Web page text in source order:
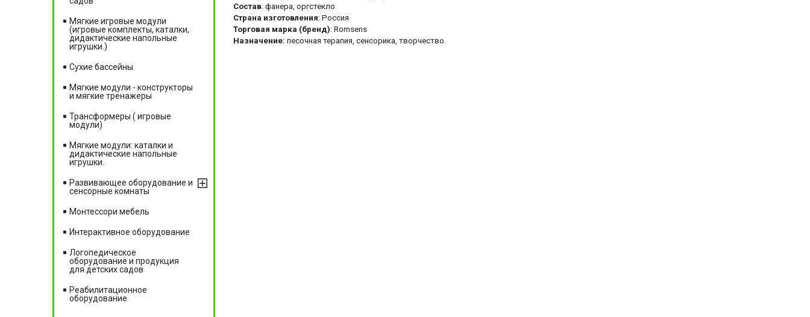
Состав: фанера, оргстекло
Страна изготовления: Россия
Торговая марка (бренд): Romsens
Назначение: песочная терапия, сенсорика, творчество.
Мягкие игровые модули
(игровые комплекты, каталки,
дидактические напольные
игрушки.)
Сухие бассейны
Мягкие модули - конструкторы
и мягкие тренажеры
Трансформеры ( игровые
модули)
Мягкие модули: каталки и
дидактические напольные
игрушки.
Развивающее оборудование и
сенсорные комнаты
Монтессори мебель
Интерактивное оборудование
Логопедическое
оборудование и продукция
для детских садов
Реабилитационное
оборудование